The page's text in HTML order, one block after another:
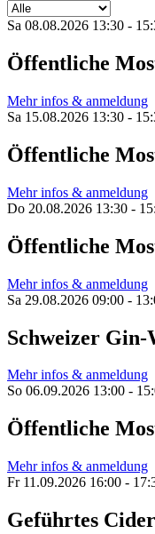
Sa 08.08.2026 13:30 -
Öffentliche
Mehr infos & anmeldung
Sa 15.08.2026 13:30 -
Öffentliche
Mehr infos & anmeldung
Do 20.08.2026 13:30 -
Öffentliche
Mehr infos & anmeldung
Sa 29.08.2026 09:00 -
Schweizer
Mehr infos & anmeldung
So 06.09.2026 13:00 -
Öffentliche
Mehr infos & anmeldung
Fr 11.09.2026 16:00 -
Geführtes